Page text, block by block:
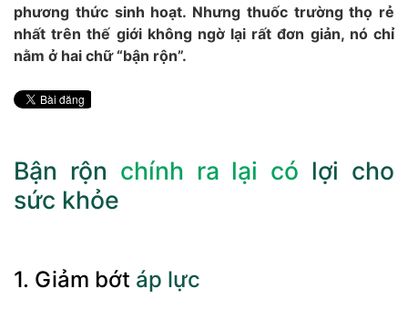
phương thức sinh hoạt. Nhưng thuốc trường thọ rẻ
nhất trên thế giới không ngờ lại rất đơn giản, nó chỉ
nằm ở hai chữ “bận rộn”.
Bận rộn chính ra lại có lợi cho
sức khỏe
1. Giảm bớt áp lực